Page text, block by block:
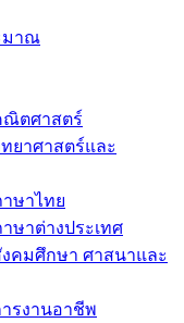
มาณ
ณิตศาสตร์
ยาศาสตร์และ
ษาไทย
ษาต่างประเทศ
คมศึกษา ศาสนาและ
รงานอาชีพ